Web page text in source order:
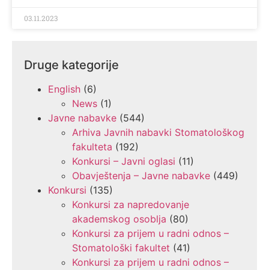
03.11.2023
Druge kategorije
English (6)
News (1)
Javne nabavke (544)
Arhiva Javnih nabavki Stomatološkog
fakulteta (192)
Konkursi – Javni oglasi (11)
Obavještenja – Javne nabavke (449)
Konkursi (135)
Konkursi za napredovanje
akademskog osoblja (80)
Konkursi za prijem u radni odnos –
Stomatološki fakultet (41)
Konkursi za prijem u radni odnos –